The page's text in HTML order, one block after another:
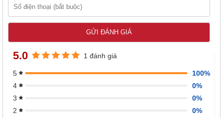
5.0 1 đánh giá
5
100%
4
0%
3
0%
2
0%